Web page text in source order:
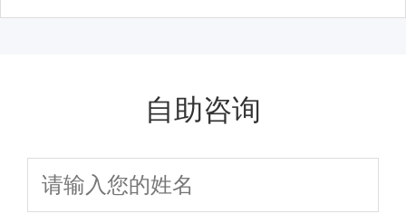
自助咨询